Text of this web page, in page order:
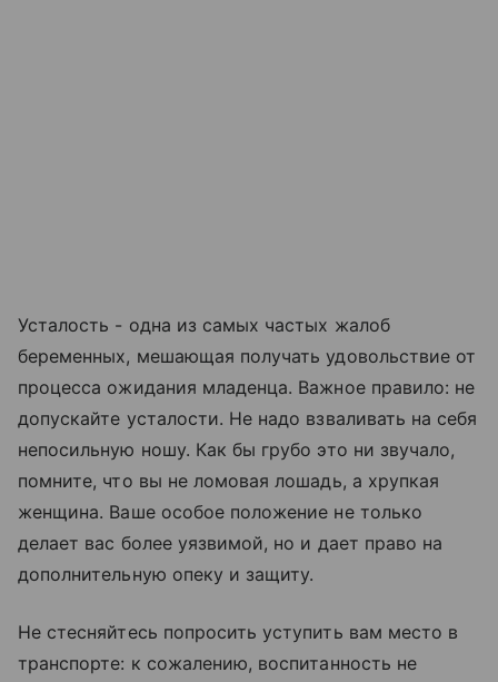
Усталость - одна из самых частых жалоб
беременных, мешающая получать удовольствие от
процесса ожидания младенца. Важное правило: не
допускайте усталости. Не надо взваливать на себя
непосильную ношу. Как бы грубо это ни звучало,
помните, что вы не ломовая лошадь, а хрупкая
женщина. Ваше особое положение не только
делает вас более уязвимой, но и дает право на
дополнительную опеку и защиту.
Не стесняйтесь попросить уступить вам место в
транспорте: к сожалению, воспитанность не